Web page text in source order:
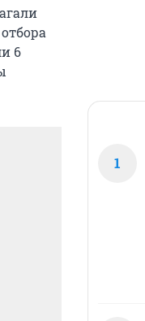
6
1